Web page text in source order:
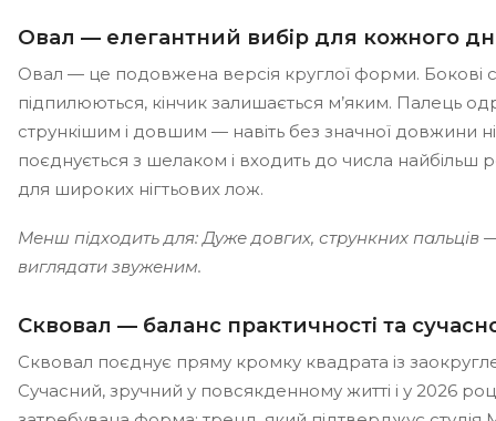
Овал — елегантний вибір для кожного
Овал — це подовжена версія круглої форми. Бокові
підпилюються, кінчик залишається м’яким. Палець
стрункішим і довшим — навіть без значної довжини
поєднується з шелаком і входить до числа
для широких нігтьових лож.
Менш підходить для: Дуже довгих, стрункних пальців
виглядати звуженим.
Сквовал — баланс практичності та
Сквовал поєднує пряму кромку квадрата із
Сучасний, зручний у повсякденному житті і у 2026